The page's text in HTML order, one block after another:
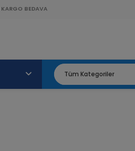
KARGO BEDAVA